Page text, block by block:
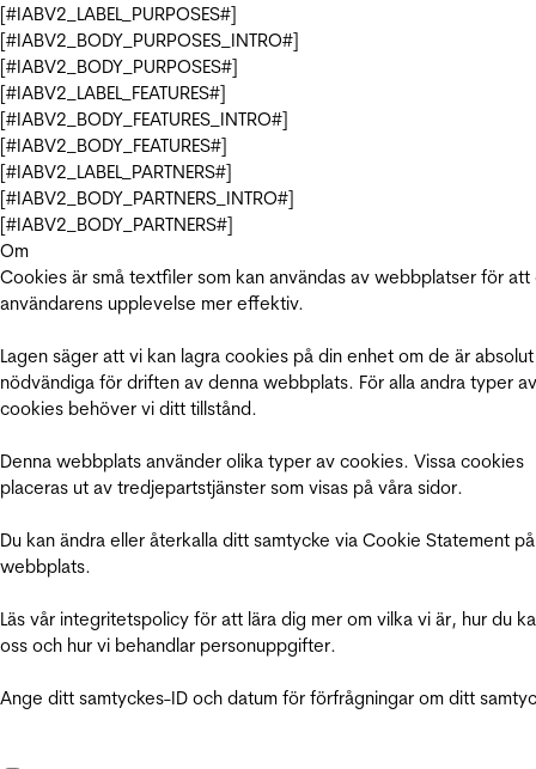
[#IABV2_LABEL_PURPOSES#]
[#IABV2_BODY_PURPOSES_INTRO#]
[#IABV2_BODY_PURPOSES#]
[#IABV2_LABEL_FEATURES#]
[#IABV2_BODY_FEATURES_INTRO#]
[#IABV2_BODY_FEATURES#]
[#IABV2_LABEL_PARTNERS#]
[#IABV2_BODY_PARTNERS_INTRO#]
[#IABV2_BODY_PARTNERS#]
Om
Cookies är små textfiler som kan användas av webbplatser för att
användarens upplevelse mer effektiv.
Lagen säger att vi kan lagra cookies på din enhet om de är absolut
nödvändiga för driften av denna webbplats. För alla andra typer av
cookies behöver vi ditt tillstånd.
Denna webbplats använder olika typer av cookies. Vissa cookies
placeras ut av tredjepartstjänster som visas på våra sidor.
Du kan ändra eller återkalla ditt samtycke via Cookie Statement
webbplats.
Läs vår integritetspolicy för att lära dig mer om vilka vi är, hur du
oss och hur vi behandlar personuppgifter.
Ange ditt samtyckes-ID och datum för förfrågningar om ditt